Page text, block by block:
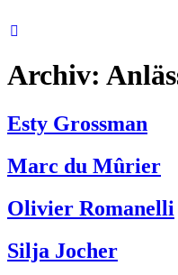
Inhalt
Archiv:
Esty Grossman
Marc du Mûrier
Olivier Romanelli
Silja Jocher